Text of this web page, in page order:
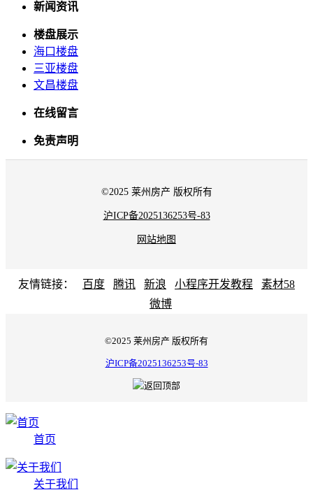
新闻资讯
楼盘展示
海口楼盘
三亚楼盘
文昌楼盘
在线留言
免责声明
©2025 莱州房产 版权所有
沪ICP备2025136253号-83
网站地图
友情链接： 百度 腾讯 新浪 小程序开发教程
素材58
微博
©2025 莱州房产 版权所有
沪ICP备2025136253号-83
首页
关于我们